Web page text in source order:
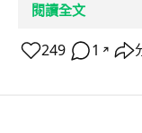
閱讀全文
249 1 ↗